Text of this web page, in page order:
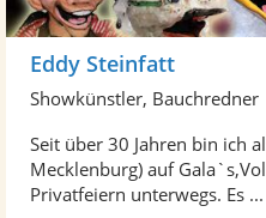
Eddy Steinfatt
Showkünstler, Bauchredner
Seit über 30 Jahren bin ich
Mecklenburg) auf
Privatfeiern unterwegs. Es ...